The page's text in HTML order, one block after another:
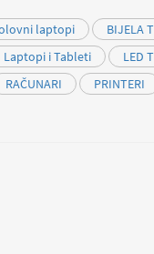
laptopi
BIJELA
Laptopi i Tableti
LED
RAČUNARI PRINTERI